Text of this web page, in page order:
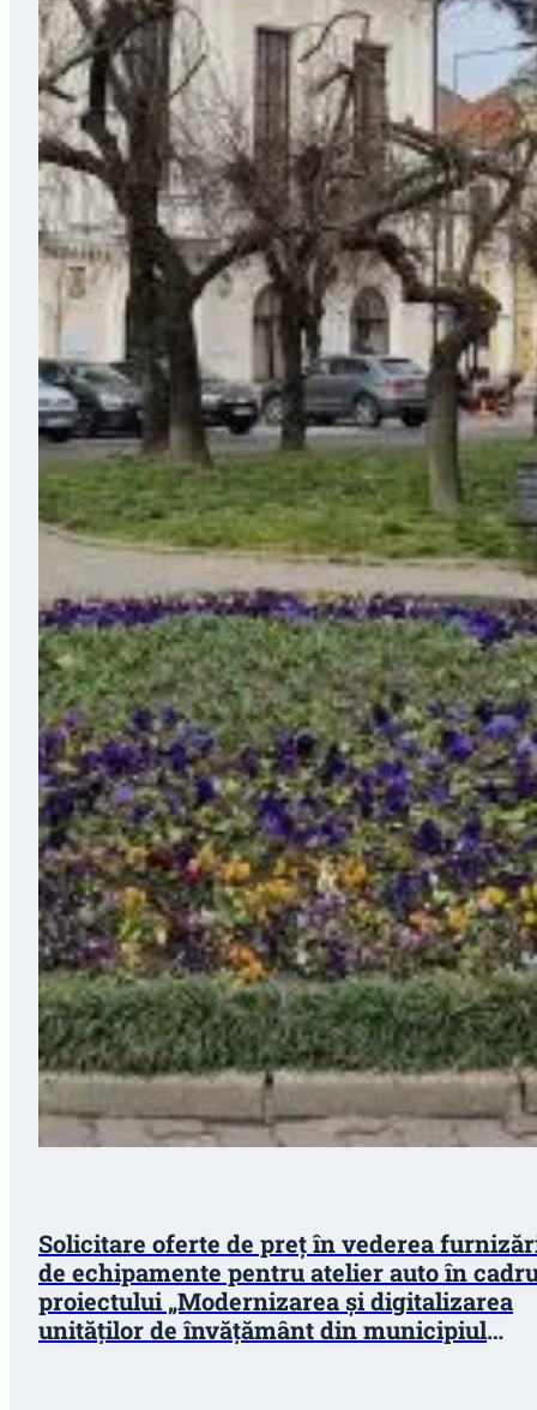
Solicitare oferte de preț în vederea
de echipamente pentru atelier auto în
proiectului „Modernizarea și digitalizarea
unităților de învățământ din municipiul